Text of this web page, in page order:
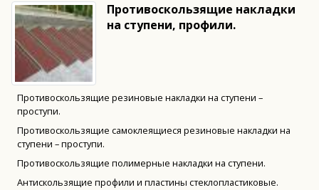
Противоскользящие накладки
на ступени, профили.
Противоскользящие резиновые накладки на ступени –
проступи.
Противоскользящие самоклеящиеся резиновые накладки на
ступени – проступи.
Противоскользящие полимерные накладки на ступени.
Антискользящие профили и пластины стеклопластиковые.